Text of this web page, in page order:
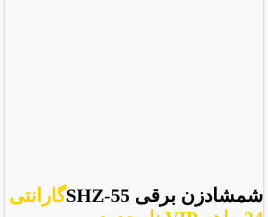
شمشادزن برقی SHZ-55
گارانتی